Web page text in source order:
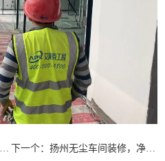
下一个： 扬州无尘车间装修，净化工程，厂房装修公司都是怎么样布置设计的